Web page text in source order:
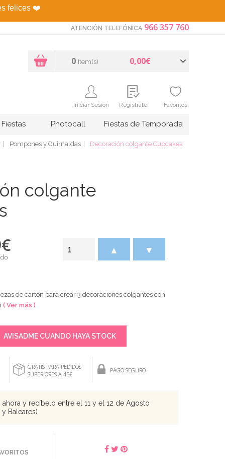
felices ❤️
ATENCIÓN TELEFÓNICA 966 357 760
0 Item(s) 0,00€
Iniciar Sesión Regístrate Favoritos
Photocall Fiestas de Temporada
Pompones y Guirnaldas Decoración colgante Cupcakes
colgante
€ ▲ ▼
de cartón para crear 3 decoraciones colgantes con
( Ver más )
AVISADME CUANDO HAYA STOCK
GRATIS PARA PEDIDOS
SUPERIORES A 45€
PAGO SEGURO
y recíbelo entre el 11 y el 12 de Agosto
Baleares)